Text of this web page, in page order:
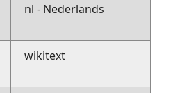
nl - Nederlands
wikitext